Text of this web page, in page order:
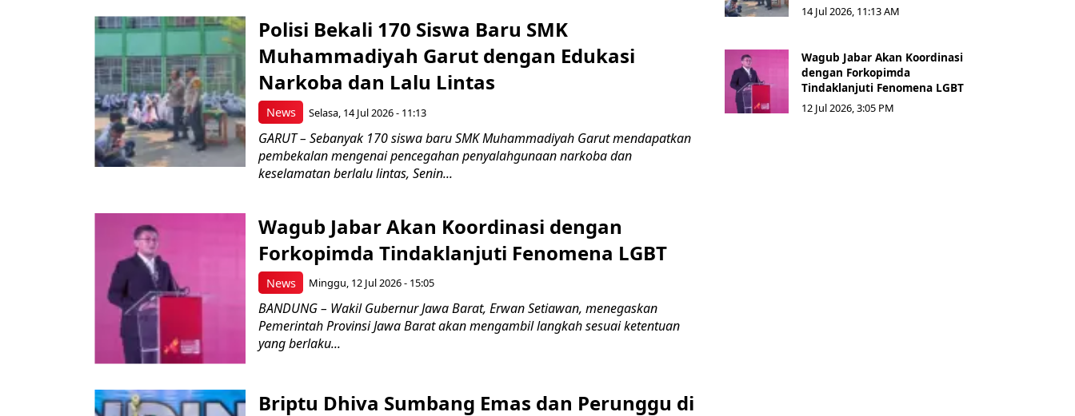
News
Polisi Bekali 170 Siswa Baru SMK
Muhammadiyah Garut dengan Edukasi
Narkoba dan Lalu Lintas
Selasa, 14 Jul 2026 - 11:13
GARUT – Sebanyak 170 siswa baru SMK Muhammadiyah Garut mendapatkan
pembekalan mengenai pencegahan penyalahgunaan narkoba dan
keselamatan berlalu lintas, Senin...
News
Wagub Jabar Akan Koordinasi dengan
Forkopimda Tindaklanjuti Fenomena LGBT
Minggu, 12 Jul 2026 - 15:05
BANDUNG – Wakil Gubernur Jawa Barat, Erwan Setiawan, menegaskan
Pemerintah Provinsi Jawa Barat akan mengambil langkah sesuai ketentuan
yang berlaku...
Briptu Dhiva Sumbang Emas dan Perunggu di
14 Jul 2026, 11:13 AM
Wagub Jabar Akan Koordinasi
dengan Forkopimda
Tindaklanjuti Fenomena LGBT
12 Jul 2026, 3:05 PM